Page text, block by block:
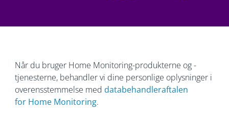
Når du bruger Home Monitoring-produkterne og -
tjenesterne, behandler vi dine personlige oplysninger i
overensstemmelse med databehandleraftalen
for Home Monitoring.